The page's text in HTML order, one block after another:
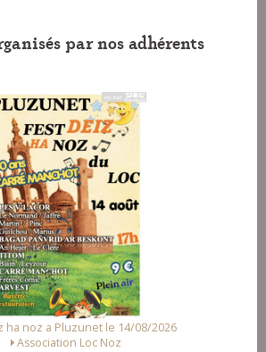
par nos adhérents
ha noz a Pluzunet le 14/08/2026
Association Loc Noz